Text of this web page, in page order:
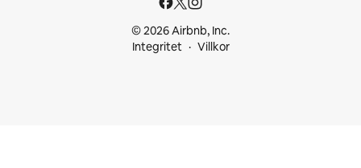
© 2026 Airbnb, Inc.
Integritet
Villkor